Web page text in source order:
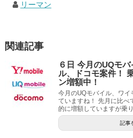
リーマン
関連記事
６日 今月のUQモ
ル、ドコモ案件！
ン増額中！
今月のUQモバイル、ワ
ていますね！ 先月に比べ
的に増額していますが乗
記事